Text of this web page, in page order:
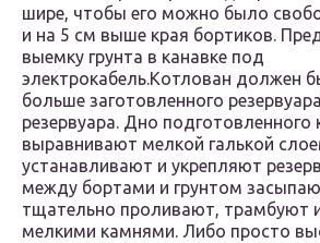
шире, чтобы его можно было
и на 5 см выше края бортиков.
выемку грунта в канавке под
электрокабель.Котлован должен
больше заготовленного
резервуара. Дно подготовленного
выравнивают мелкой галькой
устанавливают и укрепляют
между бортами и грунтом
тщательно проливают, трамбуют
мелкими камнями. Либо просто